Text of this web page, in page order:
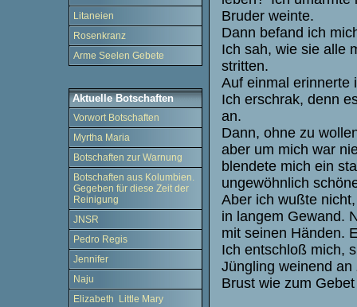
Litaneien
Rosenkranz
Arme Seelen Gebete
Aktuelle Botschaften
Vorwort Botschaften
Myrtha Maria
Botschaften zur Warnung
Botschaften aus Kolumbien.
Gegeben für diese Zeit der
Reinigung
JNSR
Pedro Regis
Jennifer
Naju
Elizabeth Little Mary
Bruder weinte.
Dann befand ich
Ich sah, wie sie alle
stritten.
Auf einmal erinnerte
Ich erschrak, denn
an.
Dann, ohne zu
aber um mich war
blendete mich ein
ungewöhnlich
Aber ich wußte
in langem Gewand.
mit seinen Händen.
Ich entschloß mich,
Jüngling weinend
Brust wie zum